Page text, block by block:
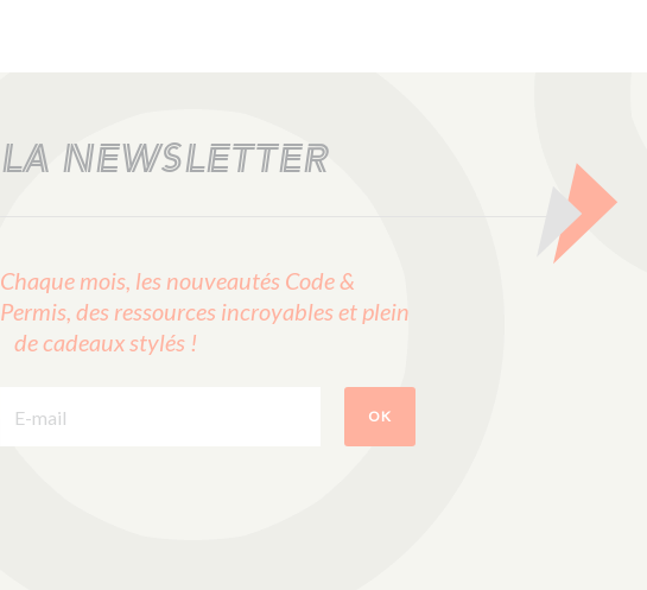
LA NEWSLETTER
Chaque mois, les nouveautés Code &
Permis, des ressources incroyables et plein
de cadeaux stylés !
OK